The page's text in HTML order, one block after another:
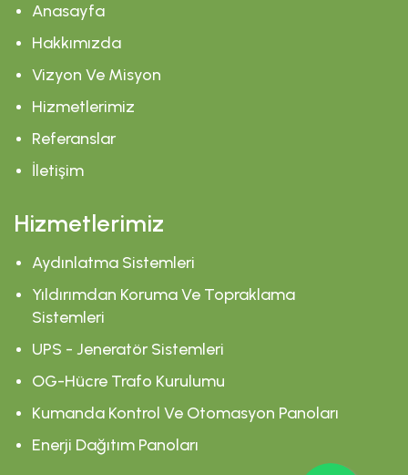
Anasayfa
Hakkımızda
Vizyon Ve Misyon
Hizmetlerimiz
Referanslar
İletişim
Hizmetlerimiz
Aydınlatma Sistemleri
Yıldırımdan Koruma Ve Topraklama
Sistemleri
UPS - Jeneratör Sistemleri
OG-Hücre Trafo Kurulumu
Kumanda Kontrol Ve Otomasyon Panoları
Enerji Dağıtım Panoları